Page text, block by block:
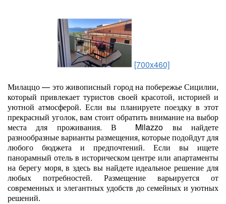
[700x460]
Милаццо — это живописный город на побережье Сицилии,
который привлекает туристов своей красотой, историей и
уютной атмосферой. Если вы планируете поездку в этот
прекрасный уголок, вам стоит обратить внимание на выбор
места для проживания. В Milazzo вы найдете
разнообразные варианты размещения, которые подойдут для
любого бюджета и предпочтений. Если вы ищете
панорамный отель в историческом центре или апартаменты
на берегу моря, в здесь вы найдете идеальное решение для
любых потребностей. Размещение варьируется от
современных и элегантных удобств до семейных и уютных
решений.